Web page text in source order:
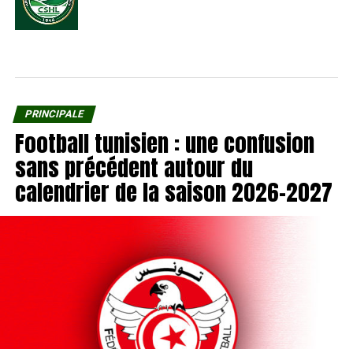
PRINCIPALE
Football tunisien : une confusion
sans précédent autour du
calendrier de la saison 2026-2027